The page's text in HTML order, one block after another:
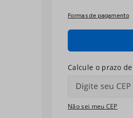
Formas de pagamento
Não sei meu CEP